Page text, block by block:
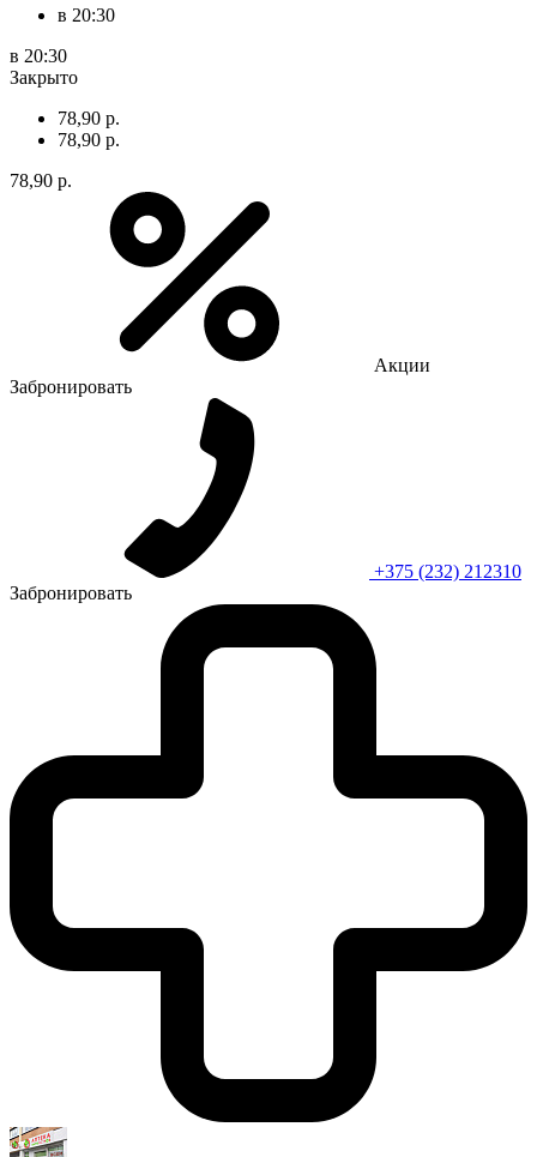
в 20:30
в 20:30
Закрыто
78,90 р.
78,90 р.
78,90 р.
Акции
Забронировать
+375 (232) 212310
Забронировать